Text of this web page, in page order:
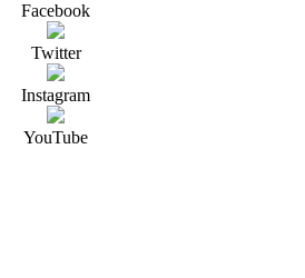
Facebook
Twitter
Instagram
YouTube